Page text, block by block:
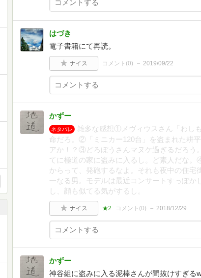
はづき
電子書籍にて再読。
ナイス コメント(0) 2019/09/22
かずー
ネタバレ
雑多な感想①メヴィウスさん「わし
命だろ。②「ミニカー120台」を盗まれた耕
アか！？③どろぼうさんマヌケ過ぎるだろう
てに極道の家に盗みに入るし。ど素人だな
からって、発砲するなよ。それも夜中の住
一なる男。モデルは最近コンサートすっぽ
し、顔も似てる気がするし。
ナイス ★2 コメント(0) 2018/12/29
かずー
神谷組に盗みに入る泥棒さんが間抜けすぎる